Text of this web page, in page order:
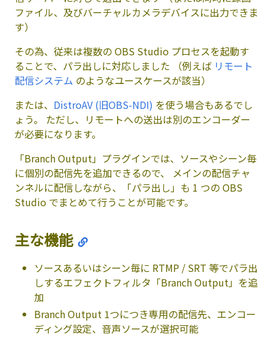
ファイル、及びバーチャルカメラデバイスに出力できま
す）
その為、従来は複数の OBS Studio プロセスを起動す
ることで、パラ出しに対応しました （例えば リモート
配信システム のようなユースケースが該当）
または、 DistroAV (旧OBS-NDI) を使う場合もあるでし
ょう。 ただし、リモートへの送出は別のエンコーダー
が必要になります。
「Branch Output」プラグインでは、ソースやシーン毎
に個別の配信先を追加できるので、 メインの配信チャ
ンネルに配信しながら、「パラ出し」も 1 つの OBS
Studio でまとめて行うことが可能です。
主な機能
ソースあるいはシーン毎に RTMP / SRT 等でパラ出
しするエフェクトフィルタ「Branch Output」を追
加
Branch Output 1つにつき専用の配信先、エンコー
ディング設定、音声ソースが選択可能